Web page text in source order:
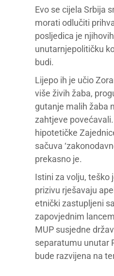
Evo se cijela Srbija
morati odlučiti
posljedica je
unutarnjepolitičku
budi.
Lijepo ih je učio
više živih žaba,
gutanje malih žaba
zahtjeve
hipotetičke
sačuva
prekasno je.
Istini za volju, teško
prizivu rješavaju
etnički zastupljeni
zapovjednim
MUP susjedne
separatumu unutar
bude razvijena na